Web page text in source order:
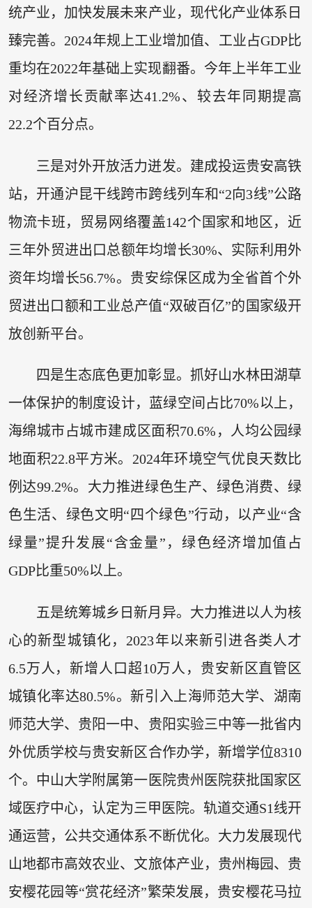
统产业，加快发展未来产业，现代化产业体系日
臻完善。2024年规上工业增加值、工业占GDP比
重均在2022年基础上实现翻番。今年上半年工业
对经济增长贡献率达41.2%、较去年同期提高
22.2个百分点。
三是对外开放活力迸发。建成投运贵安高铁
站，开通沪昆干线跨市跨线列车和“2向3线”公路
物流卡班，贸易网络覆盖142个国家和地区，近
三年外贸进出口总额年均增长30%、实际利用外
资年均增长56.7%。贵安综保区成为全省首个外
贸进出口额和工业总产值“双破百亿”的国家级开
放创新平台。
四是生态底色更加彰显。抓好山水林田湖草
一体保护的制度设计，蓝绿空间占比70%以上，
海绵城市占城市建成区面积70.6%，人均公园绿
地面积22.8平方米。2024年环境空气优良天数比
例达99.2%。大力推进绿色生产、绿色消费、绿
色生活、绿色文明“四个绿色”行动，以产业“含
绿量”提升发展“含金量”，绿色经济增加值占
GDP比重50%以上。
五是统筹城乡日新月异。大力推进以人为核
心的新型城镇化，2023年以来新引进各类人才
6.5万人，新增人口超10万人，贵安新区直管区
城镇化率达80.5%。新引入上海师范大学、湖南
师范大学、贵阳一中、贵阳实验三中等一批省内
外优质学校与贵安新区合作办学，新增学位8310
个。中山大学附属第一医院贵州医院获批国家区
域医疗中心，认定为三甲医院。轨道交通S1线开
通运营，公共交通体系不断优化。大力发展现代
山地都市高效农业、文旅体产业，贵州梅园、贵
安樱花园等“赏花经济”繁荣发展，贵安樱花马拉